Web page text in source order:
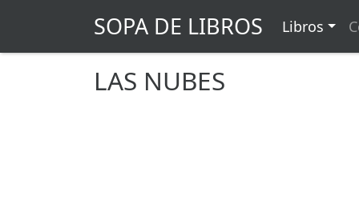
SOPA DE LIBROS Libros
LAS NUBES